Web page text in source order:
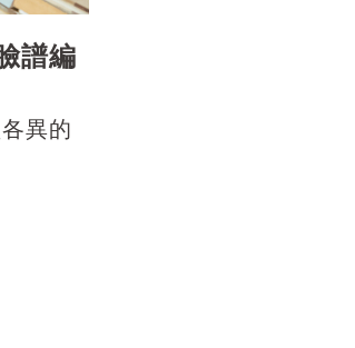
譜編
異的